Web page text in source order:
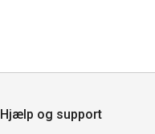
Hjælp og support